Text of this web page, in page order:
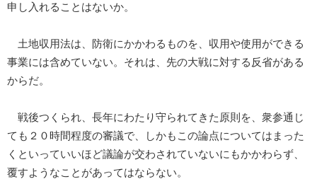
申し入れることはないか。
土地収用法は、防衛にかかわるものを、収用や使用ができる
事業には含めていない。それは、先の大戦に対する反省がある
からだ。
戦後つくられ、長年にわたり守られてきた原則を、衆参通じ
ても２０時間程度の審議で、しかもこの論点についてはまった
くといっていいほど議論が交わされていないにもかかわらず、
覆すようなことがあってはならない。